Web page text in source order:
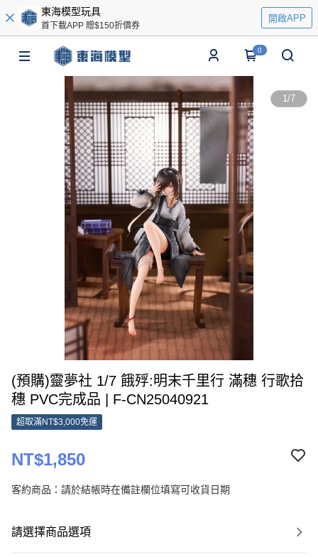
東海模型玩具
首下載APP 贈$150折價券
開啟APP
0
1/7
(預購)靈夢社 1/7 餓殍:明末千里行 滿穗 行歌拾
穗 PVC完成品 | F-CN25040921
超取滿NT$3,000免運
NT$1,850
客約商品：請於結帳時在備註欄位填寫可收貨日期
請選擇商品選項